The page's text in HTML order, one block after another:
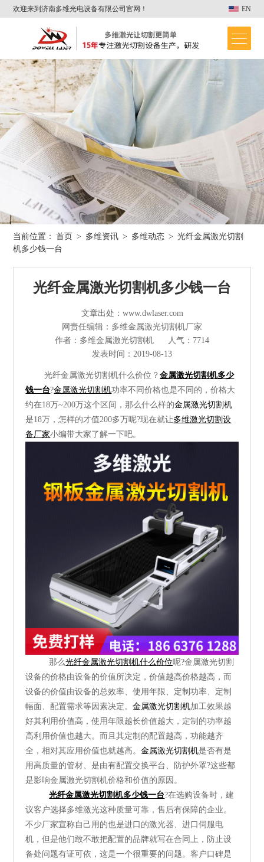
欢迎来到济南多维光电设备有限公司官网！ EN
首页
光纤激光切割机
激光焊接清洗机
短视频
解决方案
当前位置： 首页 > 多维资讯 > 多维动态 > 光纤金属激光切割
机多少钱一台
光纤金属激光切割机多少钱一台
文章出处：www.dwlaser.com
网责任编辑：多维金属激光切割机厂家
作者：多维金属激光切割机
人气：7714
发表时间：2019-08-13
光纤金属激光切割机什么价位？金属激光切割机多少
钱一台?金属激光切割机功率不同价格也是不同的，价格大
约在18万~200万这个区间，那么什么样的金属激光切割机
是18万，怎样的才值200多万呢?现在就让多维激光切割设
备厂家小编带大家了解一下吧。
那么光纤金属激光切割机什么价位呢?金属激光切割
设备的价格由设备的价值所决定，价值越高价格越高，而
设备的价值由设备的总效率、使用年限、定制功率、定制
幅面、配置需求等因素决定。金属激光切割机加工效果越
好其利用价值高，使用年限越长价值越大，定制的功率越
高利用价值也越大。而且其定制的配置越高，功能越齐
全，相对其应用价值也就越高。金属激光切割机是否有是
用高质量的管材、是由有配置交换平台、防护外罩?这些都
是影响金属激光切割机价格和价值的原因。
光纤金属激光切割机多少钱一台?在选购设备时，建
议客户选择多维激光这种质量可靠，售后有保障的企业。
不少厂家宣称自己用的也是进口的激光器、进口伺服电
机，但是他们敢不敢把配置的品牌就写在合同上，防止设
备处问题有证可依，这是一个很重要的问题。客户口碑是